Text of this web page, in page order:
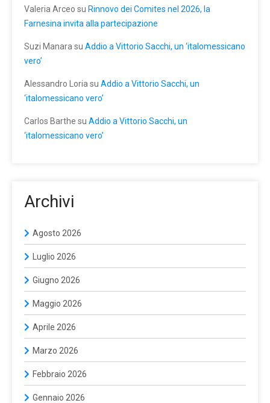
Valeria Arceo su Rinnovo dei Comites nel 2026, la
Farnesina invita alla partecipazione
Suzi Manara su Addio a Vittorio Sacchi, un ‘italomessicano
vero’
Alessandro Loria su Addio a Vittorio Sacchi, un
‘italomessicano vero’
Carlos Barthe su Addio a Vittorio Sacchi, un
‘italomessicano vero’
Archivi
Agosto 2026
Luglio 2026
Giugno 2026
Maggio 2026
Aprile 2026
Marzo 2026
Febbraio 2026
Gennaio 2026